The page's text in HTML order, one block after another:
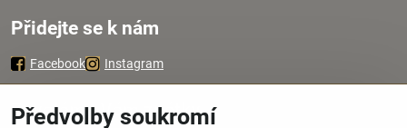
Přidejte se k nám
Facebook Instagram
Zavoláme Vám zpátky
Předvolby soukromí